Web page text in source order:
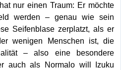
nur einen Traum: Er möchte
werden – genau wie sein
Seifenblase zerplatzt, als er
wenigen Menschen ist, die
– also eine besondere
auch als Normalo will Izuku